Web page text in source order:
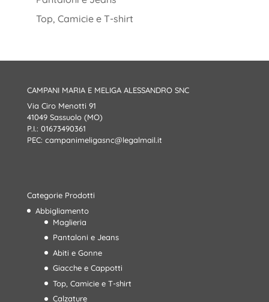
Top, Camicie e T-shirt
CAMPANI MARIA E MELIGA ALESSANDRO SNC
Via Ciro Menotti 91
41049 Sassuolo (MO)
P.I.: 01673490361
PEC: campanimeligasnc@legalmail.it
Categorie Prodotti
Abbigliamento
Maglieria
Pantaloni e Jeans
Abiti e Gonne
Giacche e Cappotti
Top, Camicie e T-shirt
Calzature